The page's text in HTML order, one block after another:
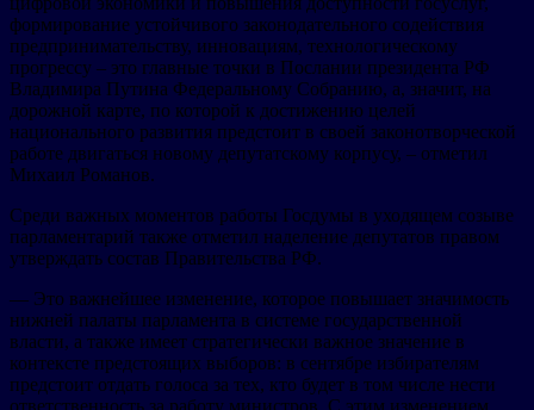
формирование устойчивого законодательного содействия
предпринимательству, инновациям, технологическому
прогрессу – это главные точки в Послании президента РФ
Владимира Путина Федеральному Собранию, а, значит, на
дорожной карте, по которой к достижению целей
национального развития предстоит в своей законотворческой
работе двигаться новому депутатскому корпусу, – отметил
Михаил Романов.
Среди важных моментов работы Госдумы в уходящем созыве
парламентарий также отметил наделение депутатов правом
утверждать состав Правительства РФ.
— Это важнейшее изменение, которое повышает значимость
нижней палаты парламента в системе государственной
власти, а также имеет стратегически важное значение в
контексте предстоящих выборов: в сентябре избирателям
предстоит отдать голоса за тех, кто будет в том числе нести
ответственность за работу министров. С этим изменением